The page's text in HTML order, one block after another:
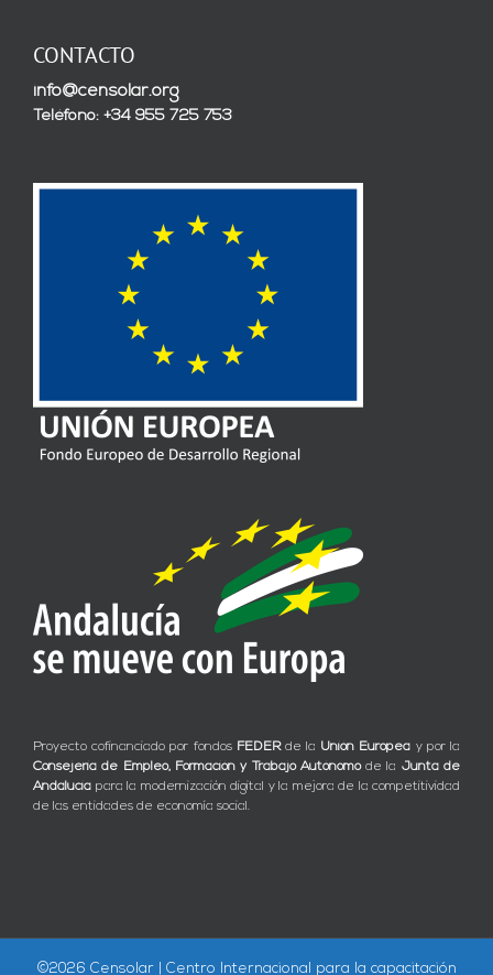
CONTACTO
info@censolar.org
Teléfono: +34 955 725 753
Proyecto cofinanciado por fondos FEDERde la Unión Europea y por la
Consejería de Empleo, Formación y Trabajo Autónomode la Junta de
Andalucía para la modernización digital y la mejora de la competitividad
de las entidades de economía social.
©2026 Censolar | Centro Internacional para la capacitación